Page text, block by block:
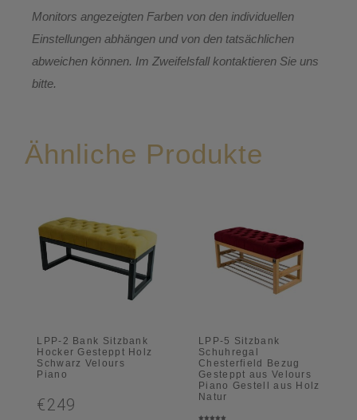
Monitors angezeigten Farben von den individuellen
Einstellungen abhängen und von den tatsächlichen
abweichen können. Im Zweifelsfall kontaktieren Sie uns
bitte.
Ähnliche Produkte
LPP-2 Bank Sitzbank
Hocker Gesteppt Holz
Schwarz Velours
Piano
€249
LPP-5 Sitzbank
Schuhregal
Chesterfield Bezug
Gesteppt aus Velours
Piano Gestell aus Holz
Natur